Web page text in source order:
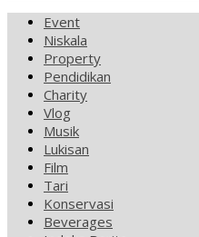
Event
Niskala
Property
Pendidikan
Charity
Vlog
Musik
Lukisan
Film
Tari
Konservasi
Beverages